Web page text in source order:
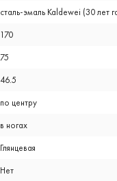
сталь-эмаль Kaldewei (30 лет
170
75
46.5
по центру
в ногах
Глянцевая
Нет